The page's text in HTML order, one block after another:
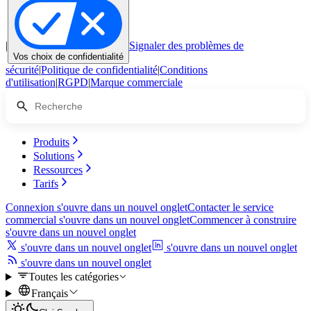
|
Vos choix de confidentialité
Signaler des problèmes de
sécurité|Politique de confidentialité|Conditions
d'utilisation|RGPD|Marque commerciale
Produits
Solutions
Ressources
Tarifs
Connexion s'ouvre dans un nouvel ongletContacter le service
commercial s'ouvre dans un nouvel ongletCommencer à construire
s'ouvre dans un nouvel onglet
s'ouvre dans un nouvel onglet
s'ouvre dans un nouvel onglet
s'ouvre dans un nouvel onglet
Toutes les catégories
Français